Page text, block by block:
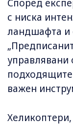
Според
с ниска
ландшафта и
важен